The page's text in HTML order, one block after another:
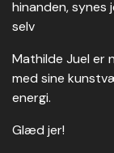
hinanden, synes
selv
Mathilde Juel er
med sine
energi.
Glæd jer!